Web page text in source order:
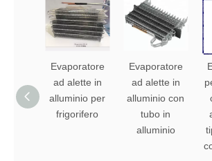
Evaporatore
ad alette in
alluminio per
frigorifero
Evaporatore
ad alette in
alluminio con
tubo in
alluminio